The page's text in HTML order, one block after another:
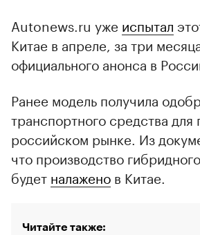
Autonews.ru уже испытал
Китае в апреле, за три
официального анонса в
Ранее модель получила
транспортного средства для
российском рынке. Из
что производство
будет налажено в Китае.
Читайте также: